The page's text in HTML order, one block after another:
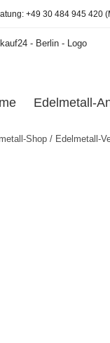
+49 30 484 945 420
Edelmetall-
Shop / Edelmetall-